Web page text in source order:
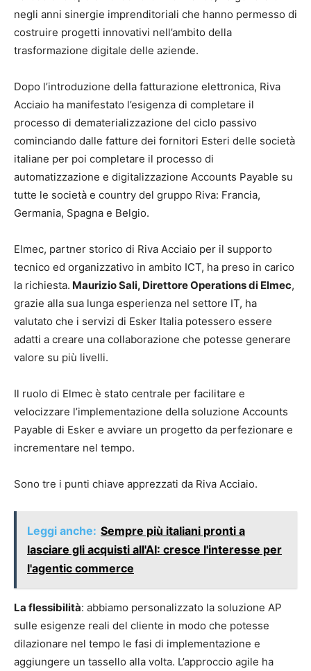
negli anni sinergie imprenditoriali che hanno permesso di
costruire progetti innovativi nell’ambito della
trasformazione digitale delle aziende.
Dopo l’introduzione della fatturazione elettronica, Riva
Acciaio ha manifestato l’esigenza di completare il
processo di dematerializzazione del ciclo passivo
cominciando dalle fatture dei fornitori Esteri delle società
italiane per poi completare il processo di
automatizzazione e digitalizzazione Accounts Payable su
tutte le società e country del gruppo Riva: Francia,
Germania, Spagna e Belgio.
Elmec, partner storico di Riva Acciaio per il supporto
tecnico ed organizzativo in ambito ICT, ha preso in carico
la richiesta. Maurizio Sali, Direttore Operations di Elmec,
grazie alla sua lunga esperienza nel settore IT, ha
valutato che i servizi di Esker Italia potessero essere
adatti a creare una collaborazione che potesse generare
valore su più livelli.
Il ruolo di Elmec è stato centrale per facilitare e
velocizzare l’implementazione della soluzione Accounts
Payable di Esker e avviare un progetto da perfezionare e
incrementare nel tempo.
Sono tre i punti chiave apprezzati da Riva Acciaio.
Leggi anche: Sempre più italiani pronti a
lasciare gli acquisti all'AI: cresce l'interesse per
l'agentic commerce
La flessibilità: abbiamo personalizzato la soluzione AP
sulle esigenze reali del cliente in modo che potesse
dilazionare nel tempo le fasi di implementazione e
aggiungere un tassello alla volta. L’approccio agile ha